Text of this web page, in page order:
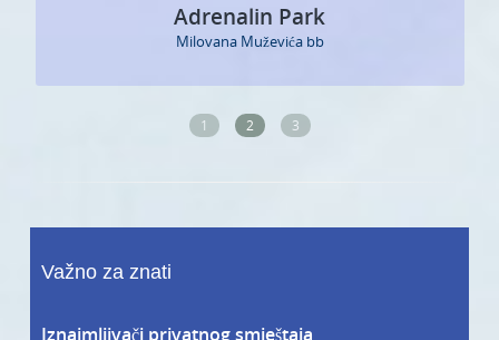
Adrenalin Park
Milovana Muževića bb
1 2 3
Važno za znati
Iznajmljivači privatnog smještaja